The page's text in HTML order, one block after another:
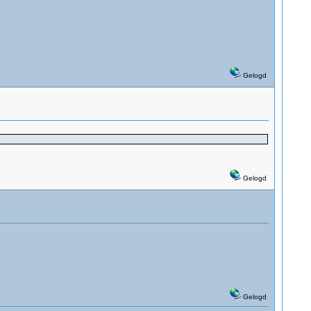
Gelogd
Gelogd
Gelogd